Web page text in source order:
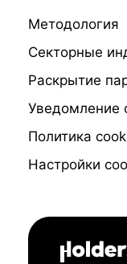
Методология
Секторные
Раскрытие
Уведомление
Политика
Настройки